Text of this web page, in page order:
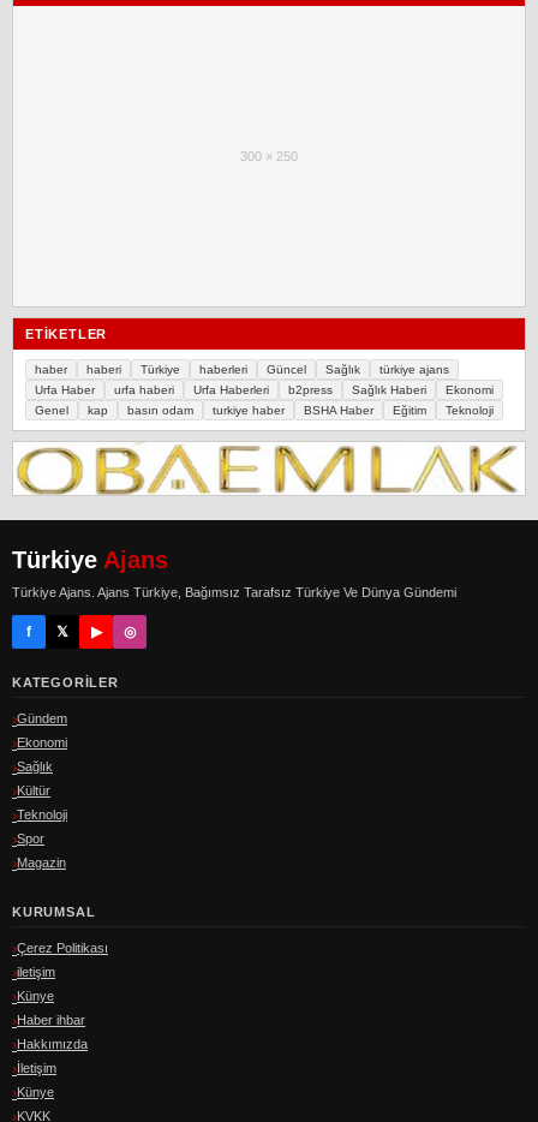
300 × 250
ETIKETLER
haber haberi Türkiye haberleri Güncel Sağlık
türkiye ajans
Urfa Haber
urfa haberi Urfa Haberleri b2press Sağlık Haberi
Ekonomi
Genel
kap basın odam turkiye haber BSHA Haber Eğitim Teknoloji
Türkiye Ajans
Türkiye Ajans. Ajans Türkiye, Bağımsız Tarafsız Türkiye Ve Dünya Gündemi
f 𝕏 ▶ ◎
KATEGORILER
Gündem
Ekonomi
Sağlık
Kültür
Teknoloji
Spor
Magazin
KURUMSAL
Çerez Politikası
iletişim
Künye
Haber ihbar
Hakkımızda
İletişim
Künye
KVKK